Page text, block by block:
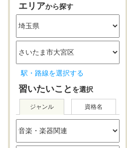
エリアから探す
駅・路線を選択する
習いたいこと を選択
ジャンル 資格名